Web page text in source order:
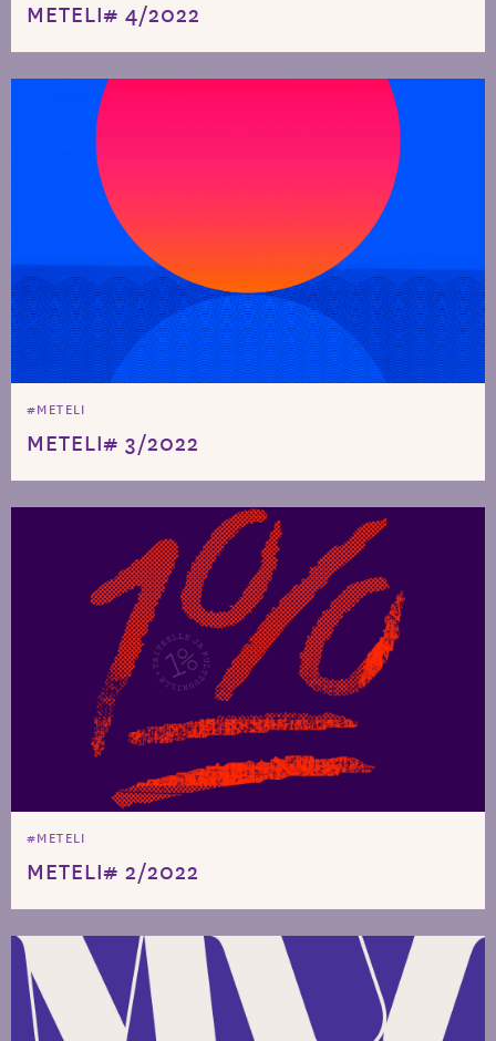
METELI# 4/2022
#METELI
METELI# 3/2022
#METELI
METELI# 2/2022